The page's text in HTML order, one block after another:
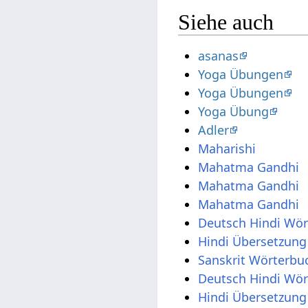
Siehe auch
asanas
Yoga Übungen
Yoga Übungen
Yoga Übung
Adler
Maharishi
Mahatma Gandhi
Mahatma Gandhi
Mahatma Gandhi
Deutsch Hindi
Hindi Übersetzung
Sanskrit
Deutsch Hindi
Hindi Übersetzung